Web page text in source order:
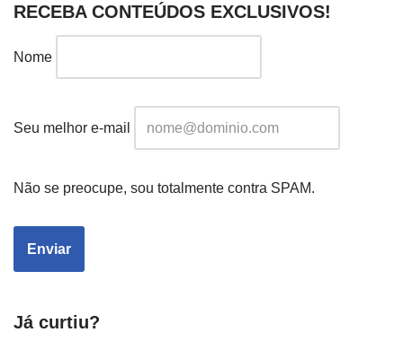
RECEBA CONTEÚDOS EXCLUSIVOS!
Nome
Seu melhor e-mail
Não se preocupe, sou totalmente contra SPAM.
Já curtiu?